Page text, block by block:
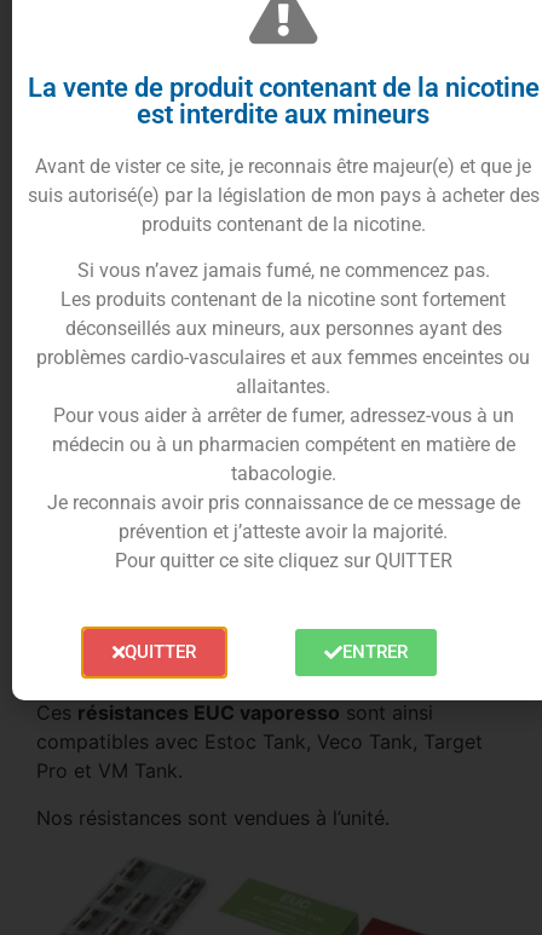
10%cumulés en
points fidélités
Description Informations complémentaires
Trusted Shops Reviews
Quelles sont les références
disponibles pour les résistances
EUC Vaporesso ?
Nous vous proposons plusieurs modèles afin que
chaque cigarette électronique trouve chaussure à
son pied. La SS316L la plus faible est à 0,3 ohm.
Enfin, nous mettons également à votre disposition
une résistance SS316L en céramique à 0,5 ohm.
Ces résistances EUC vaporesso sont ainsi
compatibles avec Estoc Tank, Veco Tank, Target
Pro et VM Tank.
Nos résistances sont vendues à l’unité.
La vente de produit contenant de la nicotine
est interdite aux mineurs
Avant de vister ce site, je reconnais être majeur(e) et que je
suis autorisé(e) par la législation de mon pays à acheter des
produits contenant de la nicotine.
Si vous n’avez jamais fumé, ne commencez pas.
Les produits contenant de la nicotine sont fortement
déconseillés aux mineurs, aux personnes ayant des
problèmes cardio-vasculaires et aux femmes enceintes ou
allaitantes.
Pour vous aider à arrêter de fumer, adressez-vous à un
médecin ou à un pharmacien compétent en matière de
tabacologie.
Je reconnais avoir pris connaissance de ce message de
prévention et j’atteste avoir la majorité.
Pour quitter ce site cliquez sur QUITTER
QUITTER ENTRER